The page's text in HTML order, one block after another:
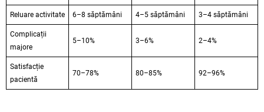
Reluare activitate 6–8 săptămâni 4–5 săptămâni 3–4 săptămâni
Complicații
majore
5–10% 3–6% 2–4%
Satisfacție
pacientă
70–78% 80–85% 92–96%